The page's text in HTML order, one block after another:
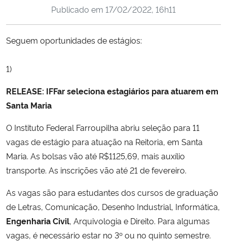
Ministério da Cidadania
Ministério da Ciência, Tecnologia, Inovações e Comunicações
Ministério do Turismo
Ministério do Desenvolvimento Regional
Controladoria-Geral da União
Ministério da Mulher, da Família e dos Direitos Humanos
Publicado em 17/02/2022, 16h11
Seguem oportunidades de estágios:
1)
RELEASE: IFFar seleciona estagiários para atuarem em
Santa Maria
O Instituto Federal Farroupilha abriu seleção para 11
vagas de estágio para atuação na Reitoria, em Santa
Maria. As bolsas vão até R$1125,69, mais auxílio
transporte. As inscrições vão até 21 de fevereiro.
As vagas são para estudantes dos cursos de graduação
de Letras, Comunicação, Desenho Industrial, Informática,
Engenharia Civil, Arquivologia e Direito. Para algumas
vagas, é necessário estar no 3º ou no quinto semestre.